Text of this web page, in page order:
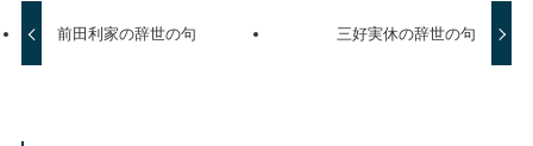
前田利家の辞世の句 三好実休の辞世の句